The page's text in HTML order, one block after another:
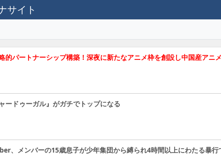
サイト
パートナーシップ構築！深夜に新たなアニメ枠を創設し中国産アニ
ードゥーガル』がガチでトップになる
、メンバーの15歳息子が少年集団から縛られ4時間以上にわたる暴